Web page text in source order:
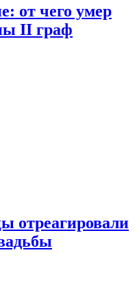
от чего умер
II граф
отреагировали